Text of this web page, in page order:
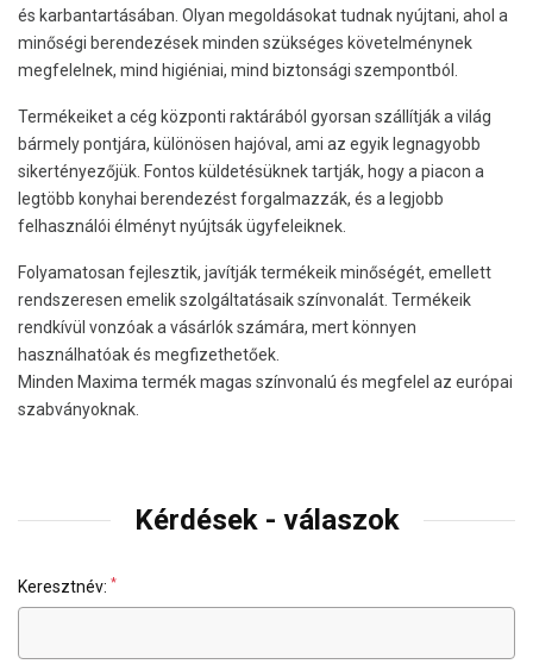
és karbantartásában. Olyan megoldásokat tudnak nyújtani, ahol a
minőségi berendezések minden szükséges követelménynek
megfelelnek, mind higiéniai, mind biztonsági szempontból.
Termékeiket a cég központi raktárából gyorsan szállítják a világ
bármely pontjára, különösen hajóval, ami az egyik legnagyobb
sikertényezőjük. Fontos küldetésüknek tartják, hogy a piacon a
legtöbb konyhai berendezést forgalmazzák, és a legjobb
felhasználói élményt nyújtsák ügyfeleiknek.
Folyamatosan fejlesztik, javítják termékeik minőségét, emellett
rendszeresen emelik szolgáltatásaik színvonalát. Termékeik
rendkívül vonzóak a vásárlók számára, mert könnyen
használhatóak és megfizethetőek.
Minden Maxima termék magas színvonalú és megfelel az európai
szabványoknak.
Kérdések - válaszok
Keresztnév: *